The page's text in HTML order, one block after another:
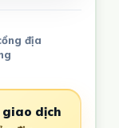
địa
giao dịch